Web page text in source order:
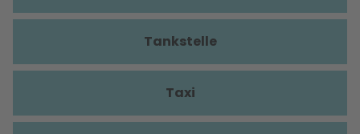
Tankstelle
Taxi